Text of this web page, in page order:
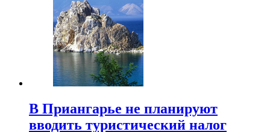
В Приангарье не планируют
вводить туристический налог